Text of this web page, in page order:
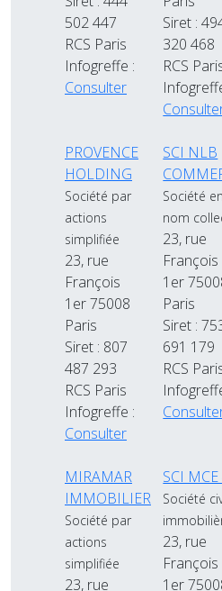
502 447
RCS Paris
Infogreffe :
Consulter
Siret :
320 468
RCS
PROVENCE
HOLDING
Société par
actions
simplifiée
23, rue
François
1er 75008
Paris
Siret : 807
487 293
RCS Paris
Infogreffe :
Consulter
SCI NLB
Société en
nom
23, rue
François
1er
Paris
Siret :
691 179
RCS
MIRAMAR
IMMOBILIER
Société par
actions
simplifiée
23, rue
SCI
Société
23, rue
François
1er